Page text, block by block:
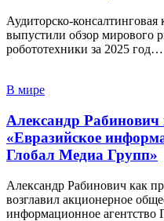
Аудиторско-
выпустили обзор мирового
робототехники за 2025 год…
В мире
Александр
«Евразийское
Глобал Медиа Групп»
Александр Рабинович как
возглавил акционерное
информационное